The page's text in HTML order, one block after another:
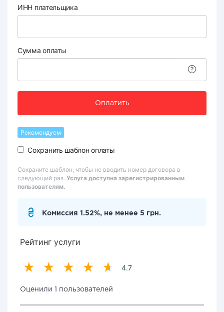
ИНН плательщика
Сумма оплаты
Оплатить
Рекомендуем
Сохранить шаблон оплаты
Сохраните шаблон, чтобы не вводить номер договора в
следующий раз. Услуга доступна зарегистрированным
пользователям.
Комиссия 1.52%, не менее 5 грн.
Рейтинг услуги
4.7
Оценили 1 пользователей